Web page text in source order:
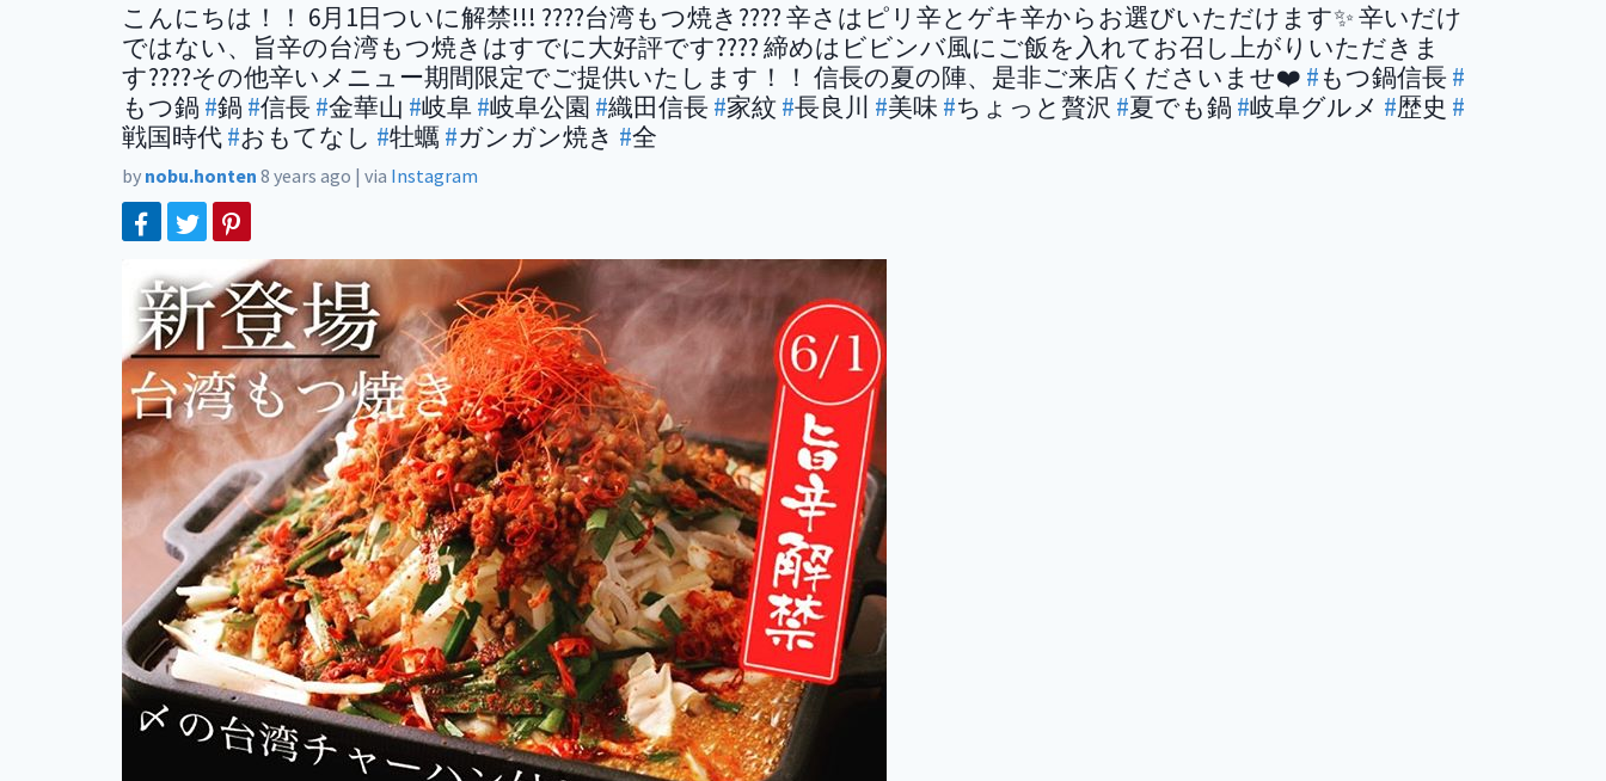
こんにちは！！ 6月1日ついに解禁!!! ????台湾もつ焼き???? 辛さはピリ辛とゲキ辛からお選びいただけます✨ 辛いだけ
ではない、旨辛の台湾もつ焼きはすでに大好評です???? 締めはビビンバ風にご飯を入れてお召し上がりいただきま
す????その他辛いメニュー期間限定でご提供いたします！！ 信長の夏の陣、是非ご来店くださいませ❤️ #もつ鍋信長#
もつ鍋 #鍋 #信長#金華山 #岐阜#岐阜公園 #織田信長#家紋 #長良川 #美味 #ちょっと贅沢 #夏でも鍋 #岐阜グルメ #歴史 #
戦国時代#おもてなし #牡蠣 #ガンガン焼き #全
by nobu.honten 8 years ago | via Instagram